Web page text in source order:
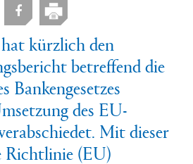
kürzlich den
betreffend die
Bankengesetzes
des EU-
Mit dieser
Richtlinie (EU)